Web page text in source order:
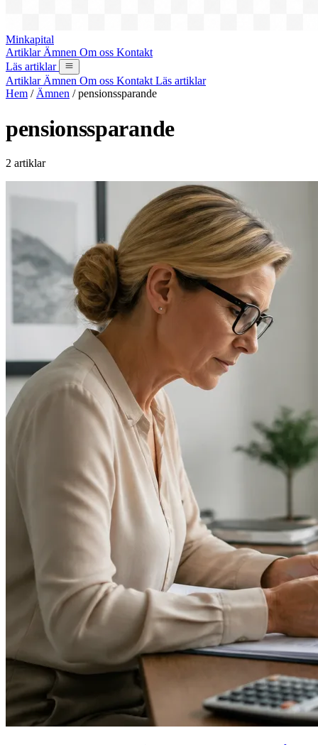
Minkapital
Artiklar Ämnen Om oss Kontakt
Läs artiklar
Artiklar Ämnen Om oss Kontakt Läs artiklar
Hem / Ämnen / pensionssparande
pensionssparande
2 artiklar